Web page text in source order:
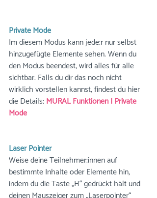
Private Mode
Im diesem Modus kann jede:r nur selbst
hinzugefügte Elemente sehen. Wenn du
den Modus beendest, wird alles für alle
sichtbar. Falls du dir das noch nicht
wirklich vorstellen kannst, findest du hier
die Details: MURAL Funktionen | Private
Mode
Laser Pointer
Weise deine Teilnehmer:innen auf
bestimmte Inhalte oder Elemente hin,
indem du die Taste „H“ gedrückt hält und